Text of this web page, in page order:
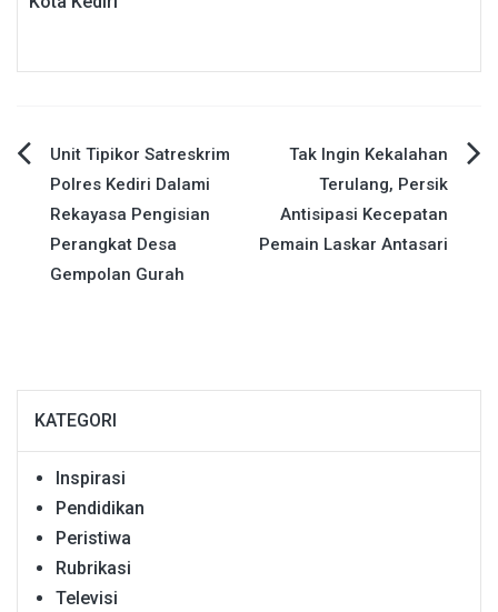
Navigasi
pos
Unit Tipikor Satreskrim
Polres Kediri Dalami
Rekayasa Pengisian
Perangkat Desa
Gempolan Gurah
Tak Ingin Kekalahan
Terulang, Persik
Antisipasi Kecepatan
Pemain Laskar Antasari
KATEGORI
Inspirasi
Pendidikan
Peristiwa
Rubrikasi
Televisi